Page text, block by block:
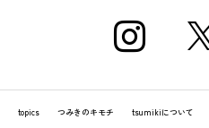
topics つみきのキモチ tsumikiについて